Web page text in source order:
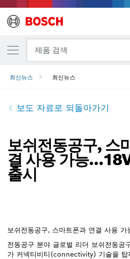
제품 검색
최신뉴스 최신뉴스
보도 자료로 되돌아가기
보쉬전동공구, 스
결 사용 가능
출시
보쉬전동공구, 스마트폰과 연결 사용
전동공구 분야 글로벌 리더 보쉬전동공
가 커넥티비티(connectivity) 기술을 탑